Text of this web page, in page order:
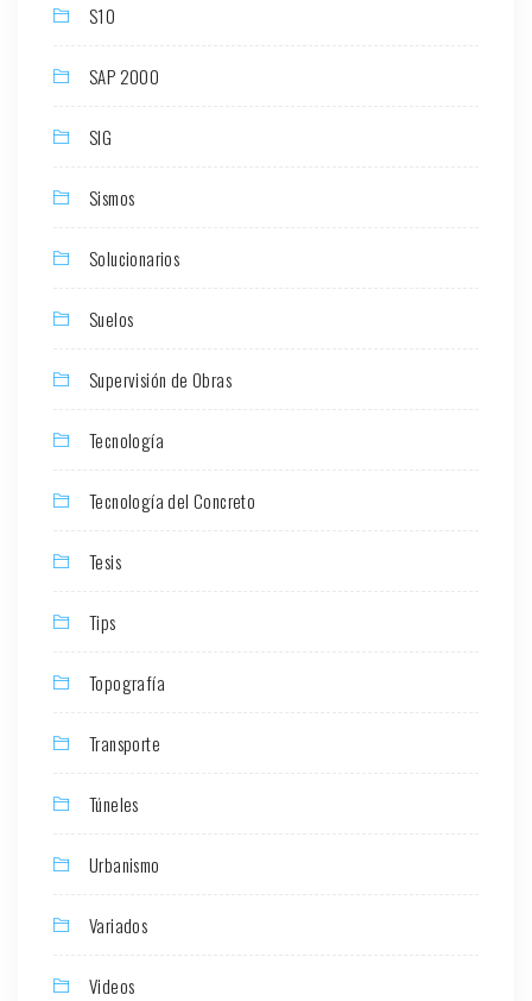
S10
SAP 2000
SIG
Sismos
Solucionarios
Suelos
Supervisión de Obras
Tecnología
Tecnología del Concreto
Tesis
Tips
Topografía
Transporte
Túneles
Urbanismo
Variados
Videos